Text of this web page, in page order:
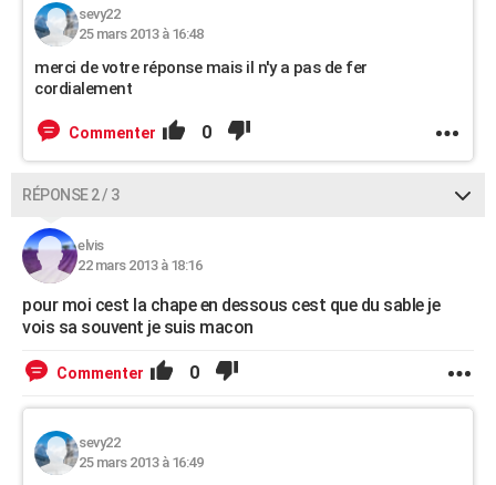
sevy22
25 mars 2013 à 16:48
merci de votre réponse mais il n'y a pas de fer
cordialement
Commenter 0
RÉPONSE 2 / 3
elvis
22 mars 2013 à 18:16
pour moi cest la chape en dessous cest que du sable je
vois sa souvent je suis macon
Commenter 0
sevy22
25 mars 2013 à 16:49